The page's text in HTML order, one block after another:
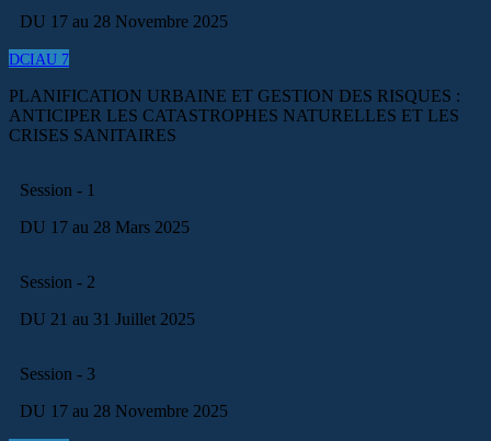
DU 17 au 28 Novembre 2025
DCIAU 7
PLANIFICATION URBAINE ET GESTION DES RISQUES :
ANTICIPER LES CATASTROPHES NATURELLES ET LES
CRISES SANITAIRES
Session - 1
DU 17 au 28 Mars 2025
Session - 2
DU 21 au 31 Juillet 2025
Session - 3
DU 17 au 28 Novembre 2025